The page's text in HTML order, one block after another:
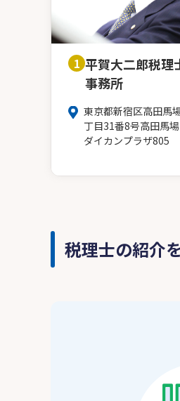
1 平賀大二郎税理
事務所
東京都新宿区高田馬
丁目31番8号高田馬場
ダイカンプラザ805
税理士の紹介